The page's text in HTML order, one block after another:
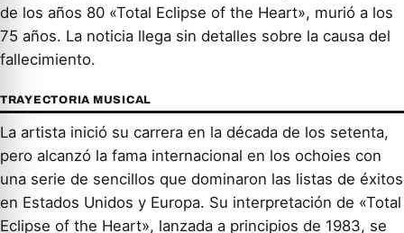
de los años 80 «Total Eclipse of the Heart», murió a los
75 años. La noticia llega sin detalles sobre la causa del
fallecimiento.
TRAYECTORIA MUSICAL
La artista inició su carrera en la década de los setenta,
pero alcanzó la fama internacional en los ochoies con
una serie de sencillos que dominaron las listas de éxitos
en Estados Unidos y Europa. Su interpretación de «Total
Eclipse of the Heart», lanzada a principios de 1983, se